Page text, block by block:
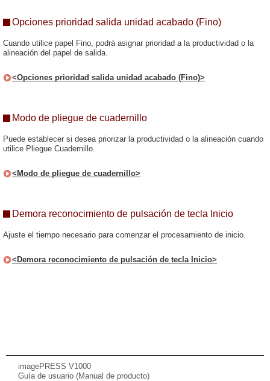
Opciones prioridad salida unidad acabado (Fino)
Cuando utilice papel Fino, podrá asignar prioridad a la productividad o la
alineación del papel de salida.
<Opciones prioridad salida unidad acabado (Fino)>
Modo de pliegue de cuadernillo
Puede establecer si desea priorizar la productividad o la alineación cuando
utilice Pliegue Cuadernillo.
<Modo de pliegue de cuadernillo>
Demora reconocimiento de pulsación de tecla Inicio
Ajuste el tiempo necesario para comenzar el procesamiento de inicio.
<Demora reconocimiento de pulsación de tecla Inicio>
imagePRESS V1000
Guía de usuario (Manual de producto)